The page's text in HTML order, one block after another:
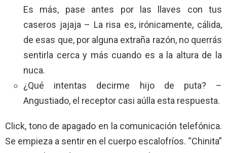
Es más, pase antes por las llaves con tus
caseros jajaja – La risa es, irónicamente, cálida,
de esas que, por alguna extraña razón, no querrás
sentirla cerca y más cuando es a la altura de la
nuca.
¿Qué intentas decirme hijo de puta? –
Angustiado, el receptor casi aúlla esta respuesta.
Click, tono de apagado en la comunicación telefónica.
Se empieza a sentir en el cuerpo escalofríos. “Chinita”